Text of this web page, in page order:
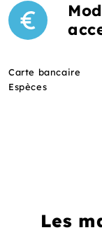
Carte bancaire
Espèces
Les